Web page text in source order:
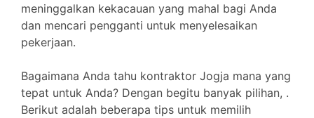
meninggalkan kekacauan yang mahal bagi Anda
dan mencari pengganti untuk menyelesaikan
pekerjaan.
Bagaimana Anda tahu kontraktor Jogja mana yang
tepat untuk Anda? Dengan begitu banyak pilihan, .
Berikut adalah beberapa tips untuk memilih